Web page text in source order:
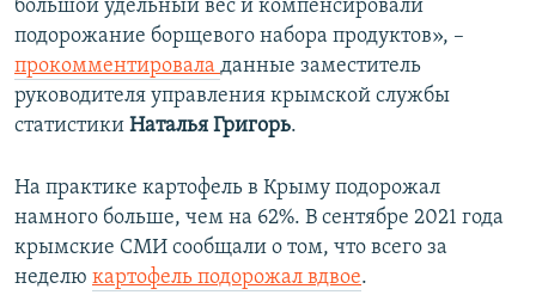
большой удельный вес и компенсировали
подорожание борщевого набора продуктов», –
прокомментировала данные заместитель
руководителя управления крымской службы
статистики Наталья Григорь.
На практике картофель в Крыму подорожал
намного больше, чем на 62%. В сентябре 2021 года
крымские СМИ сообщали о том, что всего за
неделю картофель подорожал вдвое.